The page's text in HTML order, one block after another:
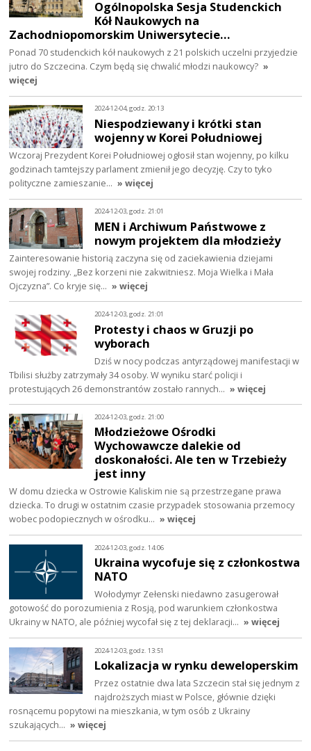
Ogólnopolska Sesja Studenckich
Kół Naukowych na
Zachodniopomorskim Uniwersytecie…
Ponad 70 studenckich kół naukowych z 21 polskich uczelni przyjedzie
jutro do Szczecina. Czym będą się chwalić młodzi naukowcy? »
więcej
2024-12-04, godz. 20:13
Niespodziewany i krótki stan
wojenny w Korei Południowej
Wczoraj Prezydent Korei Południowej ogłosił stan wojenny, po kilku
godzinach tamtejszy parlament zmienił jego decyzję. Czy to tyko
polityczne zamieszanie… » więcej
2024-12-03, godz. 21:01
MEN i Archiwum Państwowe z
nowym projektem dla młodzieży
Zainteresowanie historią zaczyna się od zaciekawienia dziejami
swojej rodziny. „Bez korzeni nie zakwitniesz. Moja Wielka i Mała
Ojczyzna”. Co kryje się… » więcej
2024-12-03, godz. 21:01
Protesty i chaos w Gruzji po
wyborach
Dziś w nocy podczas antyrządowej manifestacji w
Tbilisi służby zatrzymały 34 osoby. W wyniku starć policji i
protestujących 26 demonstrantów zostało rannych… » więcej
2024-12-03, godz. 21:00
Młodzieżowe Ośrodki
Wychowawcze dalekie od
doskonałości. Ale ten w Trzebieży
jest inny
W domu dziecka w Ostrowie Kaliskim nie są przestrzegane prawa
dziecka. To drugi w ostatnim czasie przypadek stosowania przemocy
wobec podopiecznych w ośrodku… » więcej
2024-12-03, godz. 14:06
Ukraina wycofuje się z członkostwa
NATO
Wołodymyr Zełenski niedawno zasugerował
gotowość do porozumienia z Rosją, pod warunkiem członkostwa
Ukrainy w NATO, ale później wycofał się z tej deklaracji… » więcej
2024-12-03, godz. 13:51
Lokalizacja w rynku deweloperskim
Przez ostatnie dwa lata Szczecin stał się jednym z
najdroższych miast w Polsce, głównie dzięki
rosnącemu popytowi na mieszkania, w tym osób z Ukrainy
szukających… » więcej